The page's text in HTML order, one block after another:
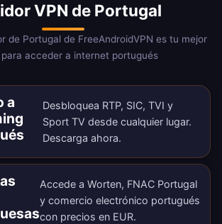
VPN de Portugal
de Portugal de FreeAndroidVPN es tu mejor
acceder a internet portugués
a
Desbloquea RTP, SIC, TVI y
Sport TV desde cualquier lugar.
Descarga ahora.
Accede a Worten, FNAC Portugal
y comercio electrónico portugués
con precios en EUR.